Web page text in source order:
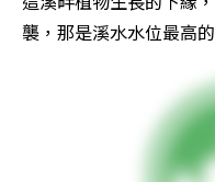
襲，那是溪水水位最高